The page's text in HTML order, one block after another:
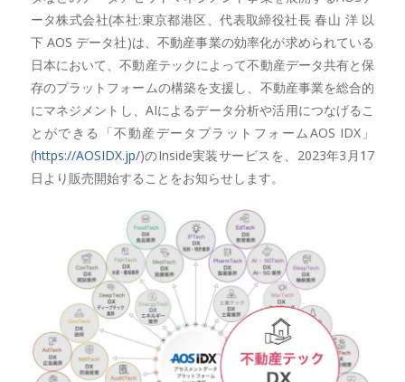
ータ株式会社(本社:東京都港区、代表取締役社長 春山 洋 以
下 AOS データ社)は、不動産事業の効率化が求められている
日本において、不動産テックによって不動産データ共有と保
存のプラットフォームの構築を支援し、不動産事業を総合的
にマネジメントし、AIによるデータ分析や活用につなげるこ
とができる「不動産データプラットフォームAOS IDX」
(https://AOSIDX.jp/)のInside実装サービスを、2023年3月17
日より販売開始することをお知らせします。